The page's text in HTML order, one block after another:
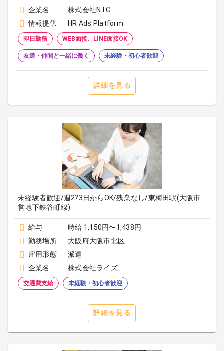
企業名
株式会社N.I.C
情報提供
HR Ads Platform
即日勤務 WEB面接、LINE面接OK
友達・仲間と一緒に働く 未経験・初心者歓迎
詳細を見る
未経験者歓迎/週2?3日からOK/残業なし/東梅田駅(大阪市
営地下鉄谷町線)
給与
時給 1,150円〜1,438円
勤務場所
大阪府大阪市北区
雇用形態
派遣
企業名
株式会社ライズ
交通費支給 未経験・初心者歓迎
詳細を見る